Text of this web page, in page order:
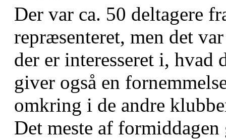
Der var ca. 50 deltagere
repræsenteret, men det
der er interesseret i, hvad
giver også en
omkring i de andre
Det meste af